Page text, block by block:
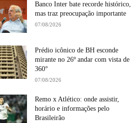
Banco Inter bate recorde histórico,
mas traz preocupação importante
07/08/2026
Prédio icônico de BH esconde
mirante no 26º andar com vista de
360°
07/08/2026
Remo x Atlético: onde assistir,
horário e informações pelo
Brasileirão